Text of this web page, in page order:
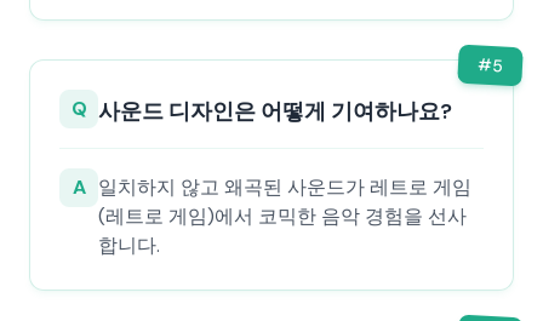
#5
Q 사운드 디자인은 어떻게 기여하나요?
A 일치하지 않고 왜곡된 사운드가 레트로 게임
(레트로 게임)에서 코믹한 음악 경험을 선사
합니다.